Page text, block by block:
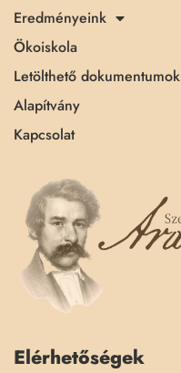
Eredményeink
Ökoiskola
Letölthető dokumentumok
Alapítvány
Kapcsolat
Elérhetőségek